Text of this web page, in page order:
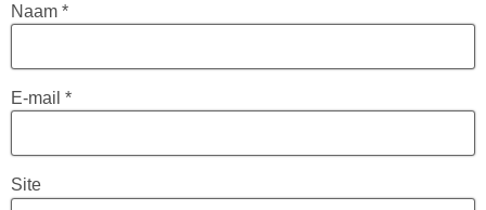
Naam *
E-mail *
Site